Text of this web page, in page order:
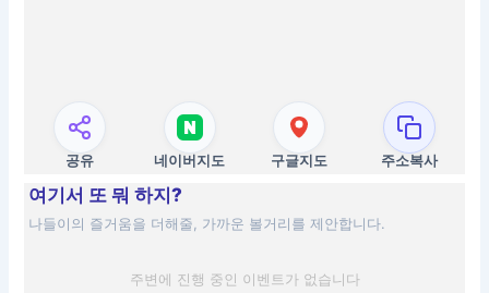
공유 네이버지도 구글지도 주소복사
여기서 또 뭐 하지?
나들이의 즐거움을 더해줄, 가까운 볼거리를 제안합니다.
주변에 진행 중인 이벤트가 없습니다